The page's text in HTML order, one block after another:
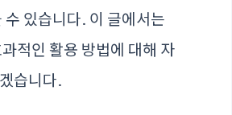
수 있습니다. 이 글에서는
적인 활용 방법에 대해 자
습니다.